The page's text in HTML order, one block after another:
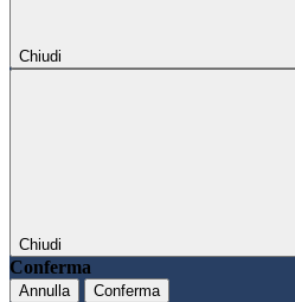
Chiudi
Chiudi
Conferma
Annulla Conferma